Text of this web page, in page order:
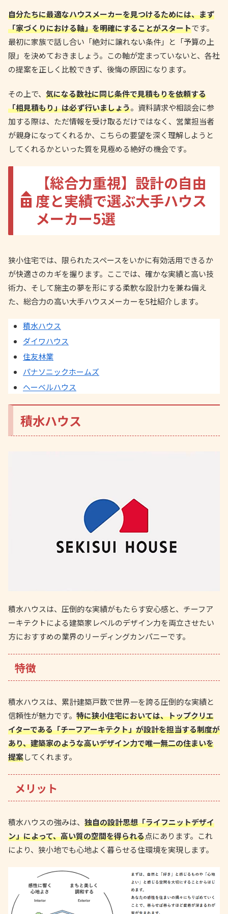
自分たちに最適なハウスメーカーを見つけるためには、まず
「家づくりにおける軸」を明確にすることがスタートです。
最初に家族で話し合い「絶対に譲れない条件」と「予算の上
限」を決めておきましょう。この軸が定まっていないと、各社
の提案を正しく比較できず、後悔の原因になります。
その上で、 気になる数社に同じ条件で見積もりを依頼する
「相見積もり」は必ず行いましょう。資料請求や相談会に参
加する際は、ただ情報を受け取るだけではなく、営業担当者
が親身になってくれるか、こちらの要望を深く理解しようと
してくれるかといった質を見極める絶好の機会です。
【総合力重視】設計の自由
度と実績で選ぶ大手ハウス
メーカー5選
狭小住宅では、限られたスペースをいかに有効活用できるか
が快適さのカギを握ります。ここでは、確かな実績と高い技
術力、そして施主の夢を形にする柔軟な設計力を兼ね備え
た、総合力の高い大手ハウスメーカーを5社紹介します。
積水ハウス
ダイワハウス
住友林業
パナソニックホームズ
ヘーベルハウス
積水ハウス
積水ハウスは、圧倒的な実績がもたらす安心感と、チーフア
ーキテクトによる建築家レベルのデザイン力を両立させたい
方におすすめの業界のリーディングカンパニーです。
特徴
積水ハウスは、累計建築戸数で世界一を誇る圧倒的な実績と
信頼性が魅力です。 特に狭小住宅においては、トップクリエ
イターである「チーフアーキテクト」が設計を担当する制度が
あり、建築家のような高いデザイン力で唯一無二の住まいを
提案してくれます。
メリット
積水ハウスの強みは、 独自の設計思想「ライフニットデザイ
ン」によって、高い質の空間を得られる点にあります。これ
により、狭小地でも心地よく暮らせる住環境を実現します。